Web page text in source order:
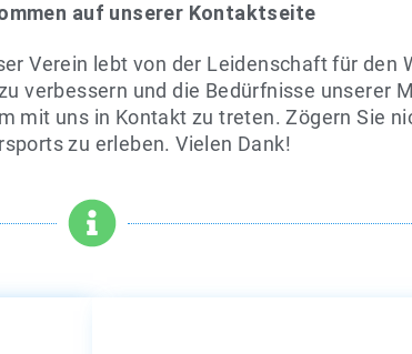
auf unserer Kontaktseite
Verein lebt von der Leidenschaft für den
verbessern und die Bedürfnisse unserer
mit uns in Kontakt zu treten. Zögern Sie
zu erleben. Vielen Dank!